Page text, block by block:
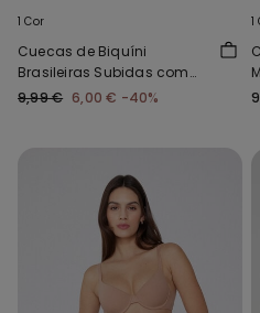
1 Cor
Cuecas de Biquíni
Brasileiras Subidas com
Franzido Micro Reciclada
9,99 € 6,00 € -40%
1